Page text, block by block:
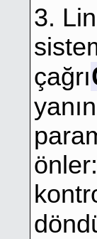
3.
çağrı